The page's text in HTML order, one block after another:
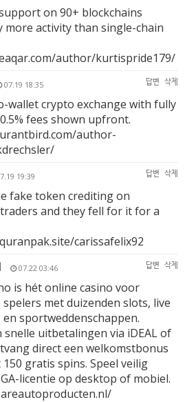
on 90+ blockchains
more activity than single-chain
author/kurtispride179/
07.19 18:35 답변 삭제
wallet crypto exchange with fully
fees shown upfront.
author-
19:39 답변 삭제
fake token crediting on
and they fell for it for a
carissafelix92
07.22 03:46 답변 삭제
is hét online casino voor
met duizenden slots, live
sportweddenschappen.
snelle uitbetalingen via iDEAL of
direct een welkomstbonus
gratis spins. Speel veilig
licentie op desktop of mobiel.